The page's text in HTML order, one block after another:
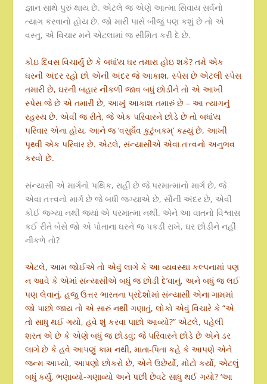
જ્ઞાન સાથે પુરું થાય છે. એટલે જ એણે આત્મા સિવાય સર્વનો
ત્યાગ કરવાનો હોય છે. જો મારી પાસે બીજું પણ કશું છે તો એ
વસ્તુ, એ વિચાર મને એટલામાં જ સીમિત કરી દે છે.
કોઇ દિવસ વિચાર્યું છે કે બધાં’ય ઘર તમારા હોઇ શકે? તમે એક
ઘરની અંદર રહો છો એની અંદર જે આકાશ, સ્પેસ છે એટલી સ્પેસ
તમારી છે, ઘરની બહાર નીકળી જાવ બધું છોડીને તો એ આખી
સ્પેસ જે છે એ તમારી છે, આખું આકાશ તમારું છે – આ ત્યાગનું
રહસ્ય છે. એવી જ રીતે, જે એક પરિવારને છોડે છે તો બધાં’ય
પરિવાર એના હોય, આને જ ‘વસુધૈવ કુટુંબકમ્’ કહ્યું છે, આખી
પૃથ્વી એક પરિવાર છે. એટલે, સંન્યાસીએ એવા તત્ત્વનો અનુભવ
કરવો છે.
સંન્યાસી એ માર્ગનો પથિક, રાહી છે જે પરમાત્માનો માર્ગ છે, જે
એવા તત્ત્વનો માર્ગ છે જે બધી જગ્યાએ છે, સૌની અંદર છે, એવી
કોઈ જગ્યા નથી જ્યાં એ પરમાત્મા નથી. એને આ વાતનો વિશ્વાસ
કઈ રીતે બેસે જો એ પોતાના ઘરને જ પકડી રાખે, ઘર છોડીને નહીં
નીકળે તો?
એટલે, આમ જોઈએ તો એવું લાગે કે આ વ્યવસ્થા કલ્પનામાં પણ
ન આવે કે એમાં સંન્યાસીએ બધું જ છોડી દે’વાનું, અને બધું જ લઈ
પણ લેવાનું. હજુ ઉત્તર ભારતના પ્રદેશોમાં સંન્યાસી એના ગામમાં
જો પાછો જાય તો એ સારું નથી ગણાતું, લોકો એવું વિચારે કે “એ
તો સાધુ થઈ ગયો, હવે શું કરવા પાછો આવ્યો?” એટલે, પહેલી
શરત એ છે કે એણે બધું જ છોડવું; જે પરિવારને છોડે છે એને ડર
લાગે છે કે હવે આપણું કામ નથી, માતા-પિતા કહે કે આપણે એને
જન્મ આપ્યો, આપણો છોકરો છે, એને ઉછેર્યો, મોટો કર્યો, એટલું
બધું કર્યું, ભણાવ્યો-ગણાવ્યો અને પછી છેવટે સાધુ થઈ ગયો? ‘આ